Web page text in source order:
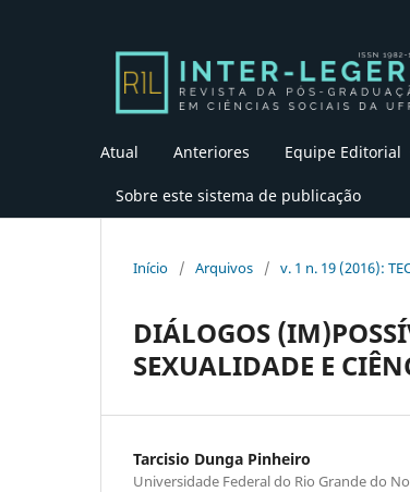
Atual Anteriores Equipe Editorial
Sobre este sistema de publicação
Início / Arquivos / v. 1 n. 19 (2016):
DIÁLOGOS
SEXUALIDADE E
Tarcisio Dunga Pinheiro
Universidade Federal do Rio Grande do